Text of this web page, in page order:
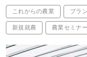
これからの農業 ブラ
新規就農 農業セミナー